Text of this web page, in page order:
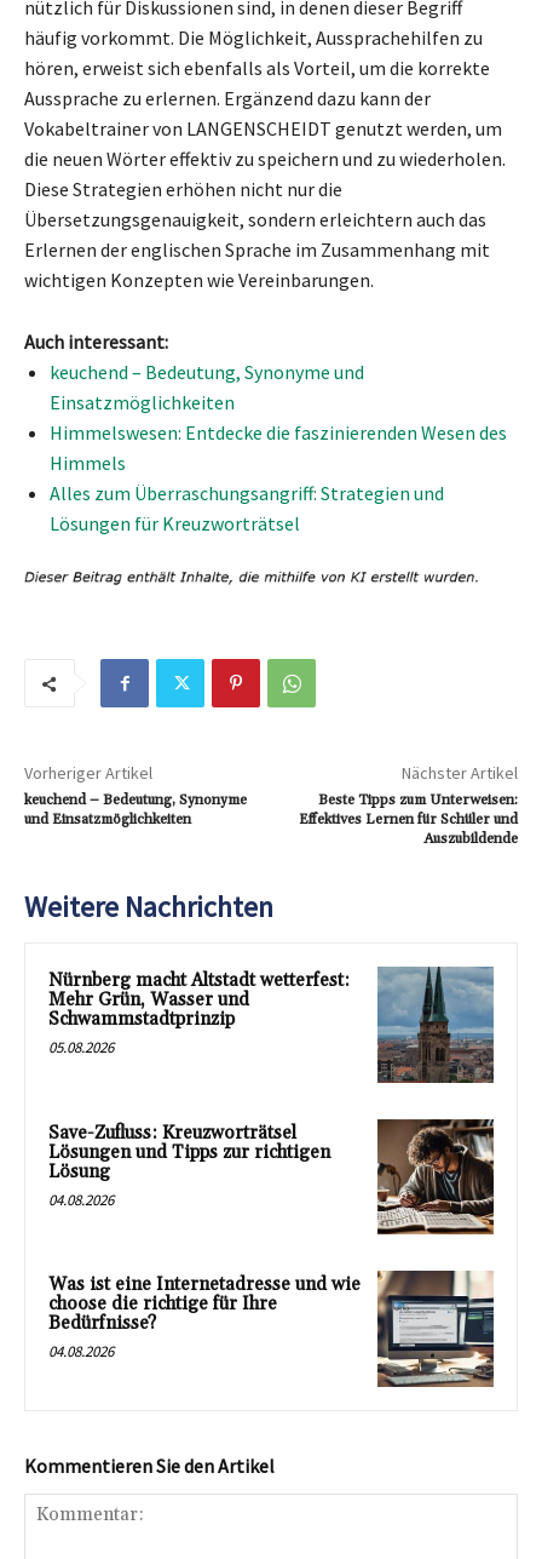
nützlich für Diskussionen sind, in denen dieser Begriff
häufig vorkommt. Die Möglichkeit, Aussprachehilfen zu
hören, erweist sich ebenfalls als Vorteil, um die korrekte
Aussprache zu erlernen. Ergänzend dazu kann der
Vokabeltrainer von LANGENSCHEIDT genutzt werden, um
die neuen Wörter effektiv zu speichern und zu wiederholen.
Diese Strategien erhöhen nicht nur die
Übersetzungsgenauigkeit, sondern erleichtern auch das
Erlernen der englischen Sprache im Zusammenhang mit
wichtigen Konzepten wie Vereinbarungen.
Auch interessant:
keuchend – Bedeutung, Synonyme und
Einsatzmöglichkeiten
Himmelswesen: Entdecke die faszinierenden Wesen des
Himmels
Alles zum Überraschungsangriff: Strategien und
Lösungen für Kreuzworträtsel
Vorheriger Artikel
keuchend – Bedeutung, Synonyme
und Einsatzmöglichkeiten
Nächster Artikel
Beste Tipps zum Unterweisen:
Effektives Lernen für Schüler und
Auszubildende
Weitere Nachrichten
Nürnberg macht Altstadt wetterfest:
Mehr Grün, Wasser und
Schwammstadtprinzip
05.08.2026
Save-Zufluss: Kreuzworträtsel
Lösungen und Tipps zur richtigen
Lösung
04.08.2026
Was ist eine Internetadresse und wie
choose die richtige für Ihre
Bedürfnisse?
04.08.2026
Kommentieren Sie den Artikel